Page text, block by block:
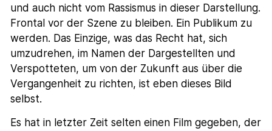
und auch nicht vom Rassismus in dieser Darstellung.
Frontal vor der Szene zu bleiben. Ein Publikum zu
werden. Das Einzige, was das Recht hat, sich
umzudrehen, im Namen der Dargestellten und
Verspotteten, um von der Zukunft aus über die
Vergangenheit zu richten, ist eben dieses Bild
selbst.
Es hat in letzter Zeit selten einen Film gegeben, der